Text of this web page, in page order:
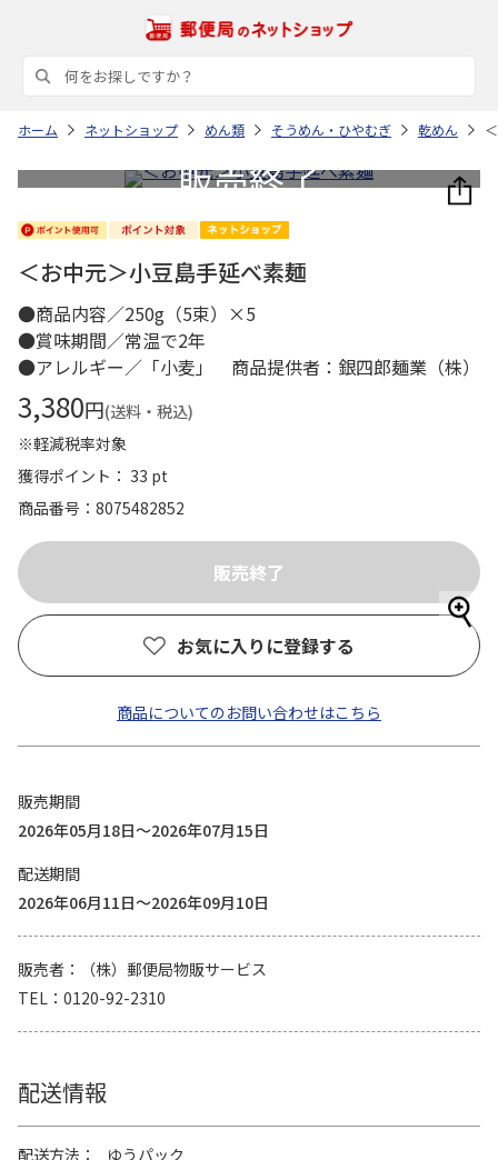
ホーム ネットショップ めん類 そうめん・ひやむぎ 乾めん
＜お中元＞小豆島手延べ素麺
●商品内容／250g（5束）×5
●賞味期間／常温で2年
●アレルギー／「小麦」 商品提供者：銀四郎麺業（株）
3,380円(送料・税込)
※軽減税率対象
獲得ポイント： 33 pt
商品番号
8075482852
お気に入りに登録する
商品についてのお問い合わせはこちら
販売期間
2026年05月18日～2026年07月15日
配送期間
2026年06月11日～2026年09月10日
販売者
（株）郵便局物販サービス
TEL
0120-92-2310
配送情報
配送方法
ゆうパック